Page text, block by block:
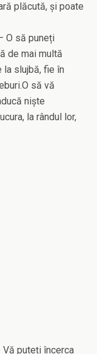
plăcută, și poate
O să puneți
de mai multă
slujbă, fie în
să vă
niște
la rândul lor,
Vă puteți încerca